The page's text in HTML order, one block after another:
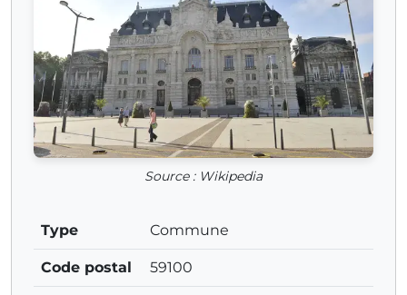
Source : Wikipedia
Type Commune
Code postal 59100